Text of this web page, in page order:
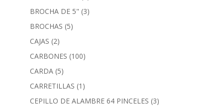
BROCHA DE 5" (3)
BROCHAS (5)
CAJAS (2)
CARBONES (100)
CARDA (5)
CARRETILLAS (1)
CEPILLO DE ALAMBRE 64 PINCELES (3)